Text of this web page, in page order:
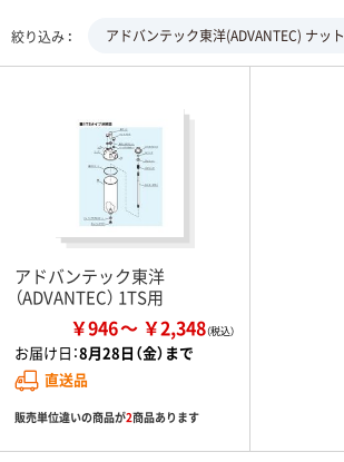
絞り込み アドバンテック東洋(ADVANTEC) ナット
アドバンテック東洋
（ADVANTEC） 1TS用
￥946 ￥2,348
お届け日：8月28日（金）まで
直送品
販売単位違いの商品が2商品あります